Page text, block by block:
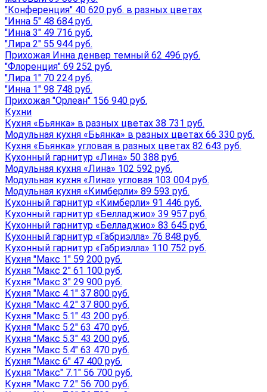
"Конференция" 40 620 руб. в разных цветах
"Инна 5" 48 684 руб.
"Инна 3" 49 716 руб.
"Лира 2" 55 944 руб.
Прихожая Инна денвер темный 62 496 руб.
"Флоренция" 69 252 руб.
"Лира 1" 70 224 руб.
"Инна 1" 98 748 руб.
Прихожая "Орлеан" 156 940 руб.
Кухни
Кухня «Бьянка» в разных цветах 38 731 руб.
Модульная кухня «Бьянка» в разных цветах 66 330 руб.
Кухня «Бьянка» угловая в разных цветах 82 643 руб.
Кухонный гарнитур «Лина» 50 388 руб.
Модульная кухня «Лина» 102 592 руб.
Модульная кухня «Лина» угловая 103 004 руб.
Модульная кухня «Кимберли» 89 593 руб.
Кухонный гарнитур «Кимберли» 91 446 руб.
Кухонный гарнитур «Белладжио» 39 957 руб.
Кухонный гарнитур «Белладжио» 83 645 руб.
Кухонный гарнитур «Габриэлла» 76 848 руб.
Кухонный гарнитур «Габриэлла» 110 752 руб.
Кухня "Макс 1" 59 200 руб.
Кухня "Макс 2" 61 100 руб.
Кухня "Макс 3" 29 900 руб.
Кухня "Макс 4.1" 37 800 руб.
Кухня "Макс 4.2" 37 800 руб.
Кухня "Макс 5.1" 43 200 руб.
Кухня "Макс 5.2" 63 470 руб.
Кухня "Макс 5.3" 43 200 руб.
Кухня "Макс 5.4" 63 470 руб.
Кухня "Макс 6" 47 400 руб.
Кухня "Макс" 7.1" 56 700 руб.
Кухня "Макс 7.2" 56 700 руб.